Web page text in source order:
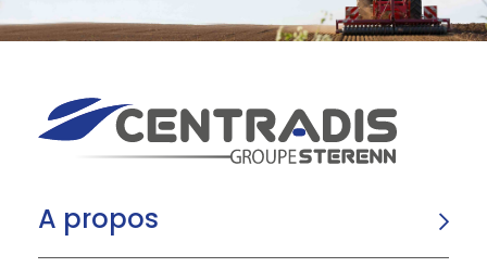
A propos